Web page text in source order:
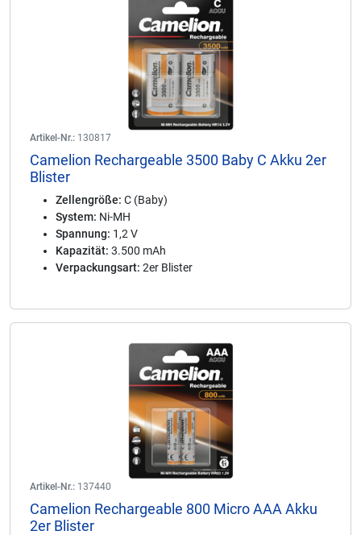
Artikel-Nr.: 130817
Camelion Rechargeable 3500 Baby C Akku 2er
Blister
Zellengröße: C (Baby)
System: Ni-MH
Spannung: 1,2 V
Kapazität: 3.500 mAh
Verpackungsart: 2er Blister
Artikel-Nr.: 137440
Camelion Rechargeable 800 Micro AAA Akku
2er Blister